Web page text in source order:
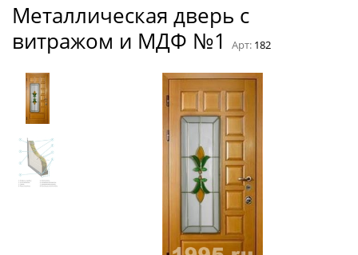
Металлическая дверь с
витражом и МДФ №1
Арт: 182